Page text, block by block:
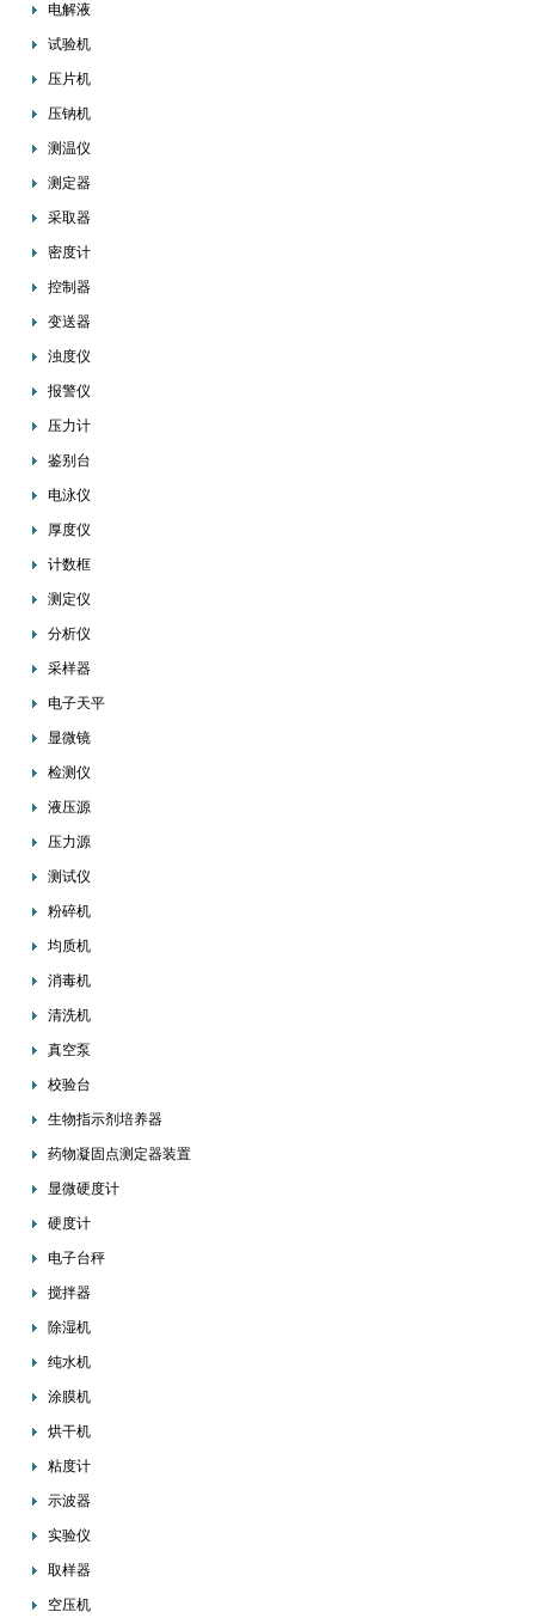
电解液
试验机
压片机
压钠机
测温仪
测定器
采取器
密度计
控制器
变送器
浊度仪
报警仪
压力计
鉴别台
电泳仪
厚度仪
计数框
测定仪
分析仪
采样器
电子天平
显微镜
检测仪
液压源
压力源
测试仪
粉碎机
均质机
消毒机
清洗机
真空泵
校验台
生物指示剂培养器
药物凝固点测定器装置
显微硬度计
硬度计
电子台秤
搅拌器
除湿机
纯水机
涂膜机
烘干机
粘度计
示波器
实验仪
取样器
空压机